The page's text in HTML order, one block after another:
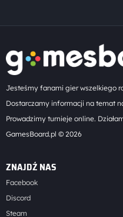
Jesteśmy fanami gier wszelkiego
Dostarczamy informacji na temat
Prowadzimy turnieje online.
GamesBoard.pl © 2026
ZNAJDŹ NAS
Facebook
Discord
Steam